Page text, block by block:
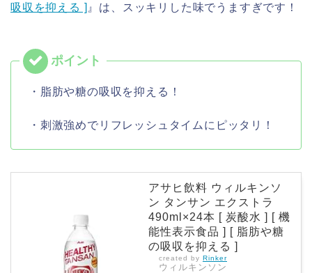
吸収を抑える ] 』は、スッキリした味でうますぎです！
・脂肪や糖の吸収を抑える！
・刺激強めでリフレッシュタイムにピッタリ！
アサヒ飲料 ウィルキンソ
ン タンサン エクストラ
490ml×24本 [ 炭酸水 ] [ 機
能性表示食品 ] [ 脂肪や糖
の吸収を抑える ]
created by Rinker
ウィルキンソン